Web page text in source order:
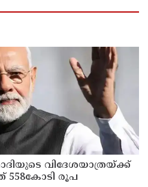
വിദേശയാത്രയ്ക്ക്
558കോടി രൂപ